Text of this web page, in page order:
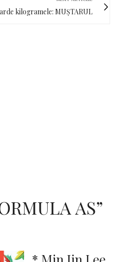
kilogramele: MUȘTARUL
AS”